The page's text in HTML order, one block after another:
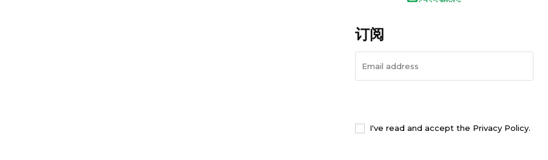
订阅
I've read and accept the Privacy Policy.